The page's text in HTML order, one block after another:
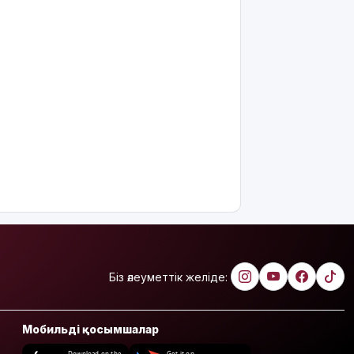
Біз әлеуметтік желіде:
Мобильді қосымшалар